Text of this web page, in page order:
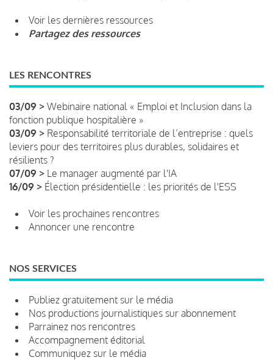
Voir les dernières ressources
Partagez des ressources
LES RENCONTRES
03/09 > Webinaire national « Emploi et Inclusion dans la
fonction publique hospitalière »
03/09 > Responsabilité territoriale de l’entreprise : quels
leviers pour des territoires plus durables, solidaires et
résilients ?
07/09 > Le manager augmenté par l'IA
16/09 > Élection présidentielle : les priorités de l'ESS
Voir les prochaines rencontres
Annoncer une rencontre
NOS SERVICES
Publiez gratuitement sur le média
Nos productions journalistiques sur abonnement
Parrainez nos rencontres
Accompagnement éditorial
Communiquez sur le média